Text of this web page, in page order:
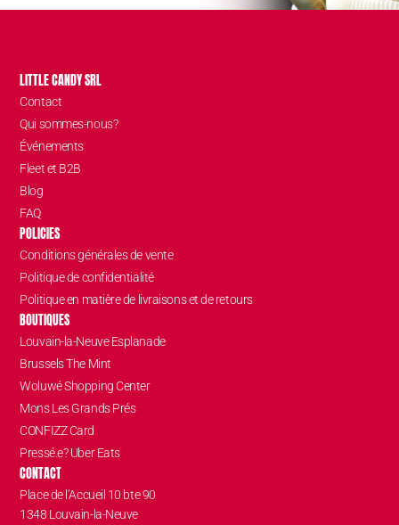
LITTLE CANDY SRL
Contact
Qui sommes-nous?
Événements
Fleet et B2B
Blog
FAQ
POLICIES
Conditions générales de vente
Politique de confidentialité
Politique en matière de livraisons et de retours
BOUTIQUES
Louvain-la-Neuve Esplanade
Brussels The Mint
Woluwé Shopping Center
Mons Les Grands Prés
CONFIZZ Card
Pressé.e? Uber Eats
CONTACT
Place de l’Accueil 10 bte 90
1348 Louvain-la-Neuve